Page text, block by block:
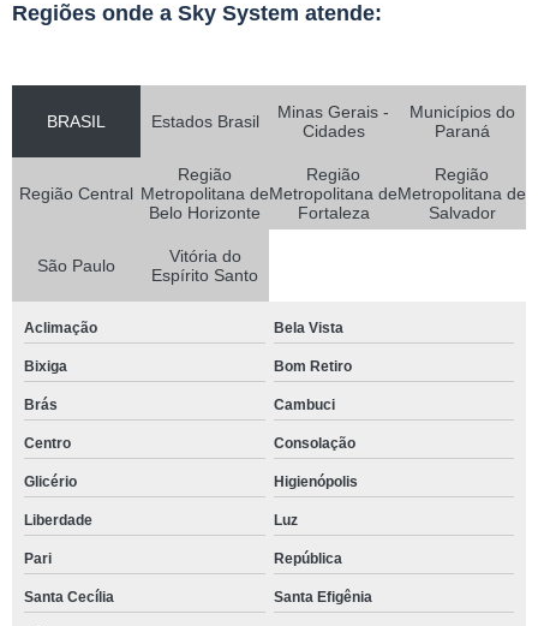
Regiões onde a Sky System atende:
BRASIL Estados Brasil
Minas Gerais -
Cidades
Municípios do
Paraná
Região Central
Região
Metropolitana de
Belo Horizonte
Região
Metropolitana de
Fortaleza
Região
Metropolitana de
Salvador
São Paulo
Vitória do
Espírito Santo
Aclimação Bela Vista
Bixiga Bom Retiro
Brás Cambuci
Centro Consolação
Glicério Higienópolis
Liberdade Luz
Pari República
Santa Cecília Santa Efigênia